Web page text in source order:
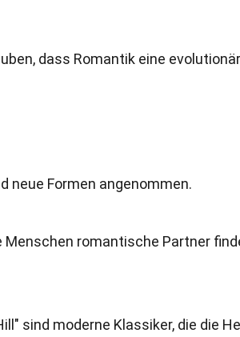
dass Romantik eine
neue Formen angenommen.
Menschen romantische Partner
sind moderne Klassiker, die die